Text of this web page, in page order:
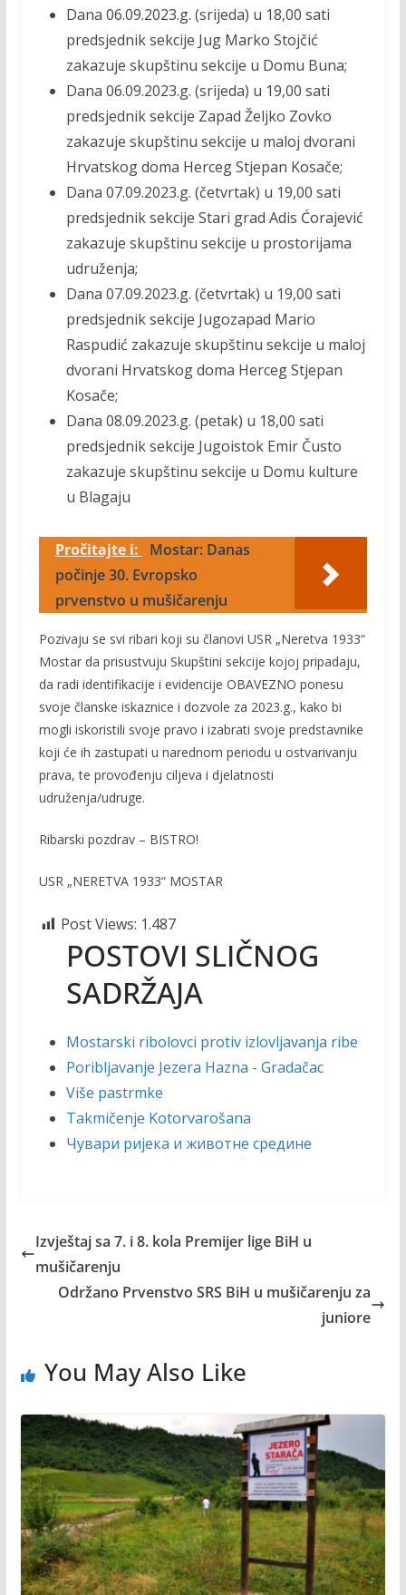
Dana 06.09.2023.g. (srijeda) u 18,00 sati
predsjednik sekcije Jug Marko Stojčić
zakazuje skupštinu sekcije u Domu Buna;
Dana 06.09.2023.g. (srijeda) u 19,00 sati
predsjednik sekcije Zapad Željko Zovko
zakazuje skupštinu sekcije u maloj dvorani
Hrvatskog doma Herceg Stjepan Kosače;
Dana 07.09.2023.g. (četvrtak) u 19,00 sati
predsjednik sekcije Stari grad Adis Ćorajević
zakazuje skupštinu sekcije u prostorijama
udruženja;
Dana 07.09.2023.g. (četvrtak) u 19,00 sati
predsjednik sekcije Jugozapad Mario
Raspudić zakazuje skupštinu sekcije u maloj
dvorani Hrvatskog doma Herceg Stjepan
Kosače;
Dana 08.09.2023.g. (petak) u 18,00 sati
predsjednik sekcije Jugoistok Emir Čusto
zakazuje skupštinu sekcije u Domu kulture
u Blagaju
Pročitajte i:
Mostar: Danas
počinje 30. Evropsko
prvenstvo u mušičarenju
Pozivaju se svi ribari koji su članovi USR „Neretva 1933“
Mostar da prisustvuju Skupštini sekcije kojoj pripadaju,
da radi identifikacije i evidencije OBAVEZNO ponesu
svoje članske iskaznice i dozvole za 2023.g., kako bi
mogli iskoristili svoje pravo i izabrati svoje predstavnike
koji će ih zastupati u narednom periodu u ostvarivanju
prava, te provođenju ciljeva i djelatnosti
udruženja/udruge.
Ribarski pozdrav – BISTRO!
USR „NERETVA 1933“ MOSTAR
Post Views: 1.487
POSTOVI SLIČNOG
SADRŽAJA
Mostarski ribolovci protiv izlovljavanja ribe
Poribljavanje Jezera Hazna - Gradačac
Više pastrmke
Takmičenje Kotorvarošana
Чувари ријека и животне средине
Izvještaj sa 7. i 8. kola Premijer lige BiH u
mušičarenju
Održano Prvenstvo SRS BiH u mušičarenju za
juniore
You May Also Like